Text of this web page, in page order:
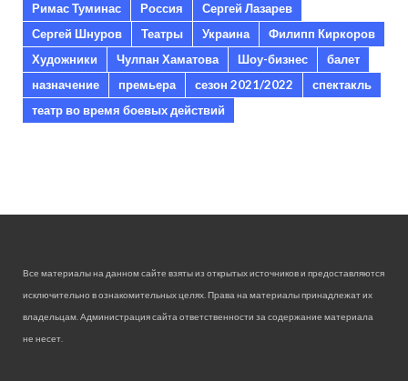
Римас Туминас
Россия
Сергей Лазарев
Сергей Шнуров
Театры Украина
Филипп Киркоров
Художники
Чулпан Хаматова Шоу-бизнес
балет
назначение
премьера сезон 2021/2022
спектакль
театр во время боевых действий
Все материалы на данном сайте взяты из открытых источников и предоставляются
исключительно в ознакомительных целях. Права на материалы принадлежат их
владельцам. Администрация сайта ответственности за содержание материала
не несет.